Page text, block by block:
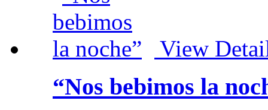
View
“Nos bebimos la